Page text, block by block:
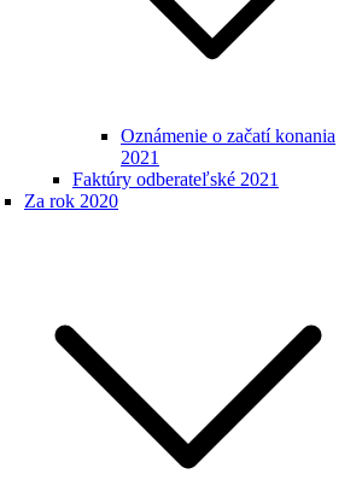
Oznámenie o začatí konania
2021
Faktúry odberateľské 2021
Za rok 2020